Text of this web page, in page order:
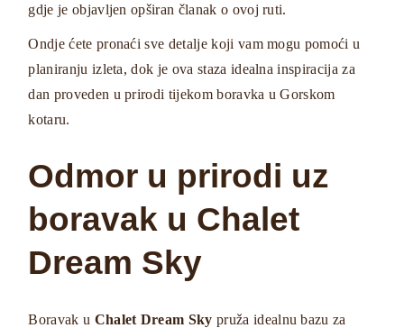
gdje je objavljen opširan članak o ovoj ruti.
Ondje ćete pronaći sve detalje koji vam mogu pomoći u
planiranju izleta, dok je ova staza idealna inspiracija za
dan proveden u prirodi tijekom boravka u Gorskom
kotaru.
Odmor u prirodi uz
boravak u Chalet
Dream Sky
Boravak u Chalet Dream Sky pruža idealnu bazu za